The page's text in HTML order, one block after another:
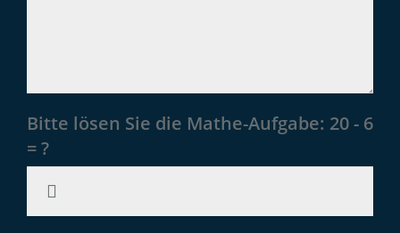
Bitte lösen Sie die Mathe-Aufgabe: 20 - 6
= ?